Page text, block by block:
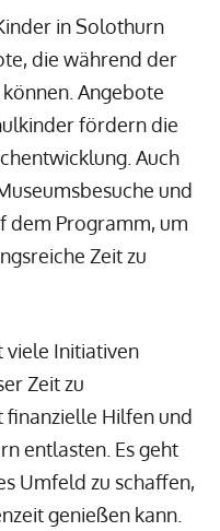
in Solothurn
die während der
Angebote
fördern die
Auch
und
dem Programm, um
Zeit zu
viele Initiativen
Zeit zu
finanzielle Hilfen und
entlasten. Es geht
Umfeld zu schaffen,
genießen kann.